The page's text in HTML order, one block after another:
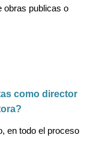
obras publicas o
como director
en todo el proceso